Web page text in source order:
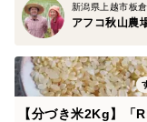
■農薬は主に「除
の3種類にざっく
アフコ秋山農場の
使用する農薬は「
新潟県上越市板
アフコ秋山農
【分づき米2Kg】「